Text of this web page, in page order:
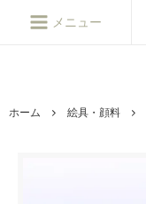
ョップ
メニュー
ホーム 絵具・顔料